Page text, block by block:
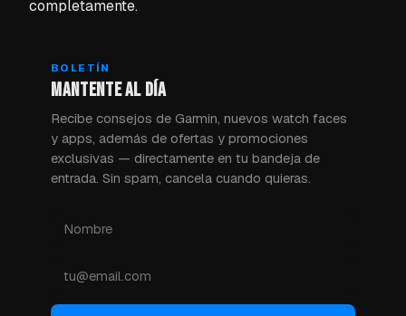
completamente.
BOLETÍN
MANTENTE AL DÍA
Recibe consejos de Garmin, nuevos watch faces
y apps, además de ofertas y promociones
exclusivas — directamente en tu bandeja de
entrada. Sin spam, cancela cuando quieras.